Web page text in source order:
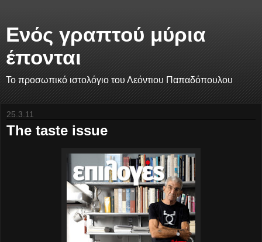
Ενός γραπτού μύρια
έπονται
Το προσωπικό ιστολόγιο του Λεόντιου Παπαδόπουλου
25.3.11
The taste issue